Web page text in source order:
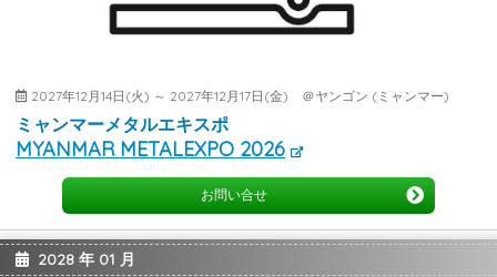
2027年12月14日(火) ～ 2027年12月17日(金) ＠ヤンゴン (ミャンマー)
ミャンマーメタルエキスポ
MYANMAR METALEXPO 2026
お問い合せ
2028 年 01 月